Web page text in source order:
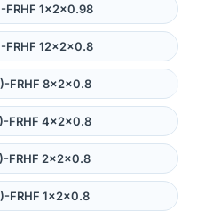
1×2×0.98
12×2×0.8
8×2×0.8
4×2×0.8
2×2×0.8
1×2×0.8